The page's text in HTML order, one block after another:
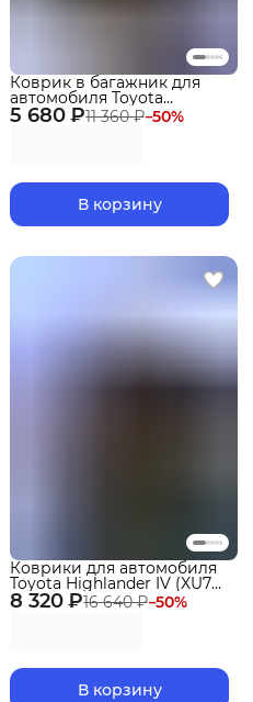
5 680 ₽11 360 ₽−50%
Коврик в багажник для
автомобиля Toyota
Highlander III (XU50)(2013-
2021) сложен.3 ряд.EVA 3D
В корзину
8 320 ₽16 640 ₽−50%
Коврики для автомобиля
Toyota Highlander IV (XU70)
(2019-2026) Premium ("EVA
3D") в cалон
В корзину